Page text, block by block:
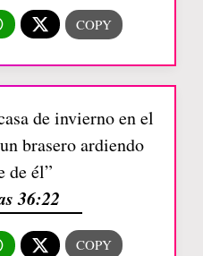
de invierno en el
brasero ardiendo
de él”
36:22